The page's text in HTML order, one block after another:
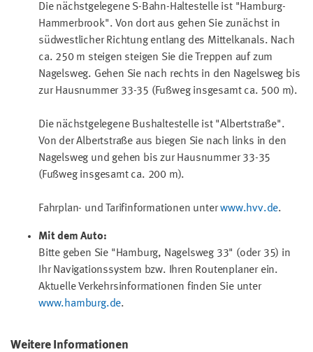
Die nächstgelegene S-Bahn-Haltestelle ist "Hamburg-
Hammerbrook". Von dort aus gehen Sie zunächst in
südwestlicher Richtung entlang des Mittelkanals. Nach
ca. 250 m steigen steigen Sie die Treppen auf zum
Nagelsweg. Gehen Sie nach rechts in den Nagelsweg bis
zur Hausnummer 33-35 (Fußweg insgesamt ca. 500 m).
Die nächstgelegene Bushaltestelle ist "Albertstraße".
Von der Albertstraße aus biegen Sie nach links in den
Nagelsweg und gehen bis zur Hausnummer 33-35
(Fußweg insgesamt ca. 200 m).
Fahrplan- und Tarifinformationen unterwww.hvv.de.
Mit dem Auto:
Bitte geben Sie "Hamburg, Nagelsweg 33" (oder 35) in
Ihr Navigationssystem bzw. Ihren Routenplaner ein.
Aktuelle Verkehrsinformationen finden Sie unter
www.hamburg.de.
Weitere Informationen